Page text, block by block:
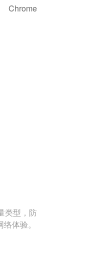
Chrome
类型，防
体验。